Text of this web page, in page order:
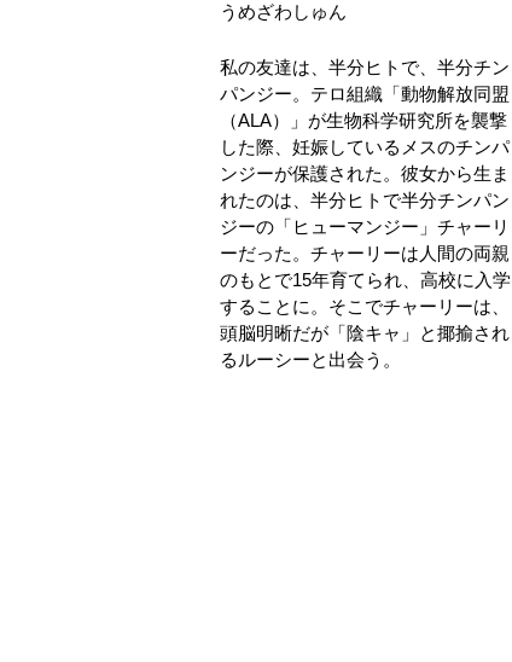
うめざわしゅん
私の友達は、半分ヒトで、半分チン
パンジー。テロ組織「動物解放同盟
（ALA）」が生物科学研究所を襲撃
した際、妊娠しているメスのチンパ
ンジーが保護された。彼女から生ま
れたのは、半分ヒトで半分チンパン
ジーの「ヒューマンジー」チャーリ
ーだった。チャーリーは人間の両親
のもとで15年育てられ、高校に入学
することに。そこでチャーリーは、
頭脳明晰だが「陰キャ」と揶揄され
るルーシーと出会う。